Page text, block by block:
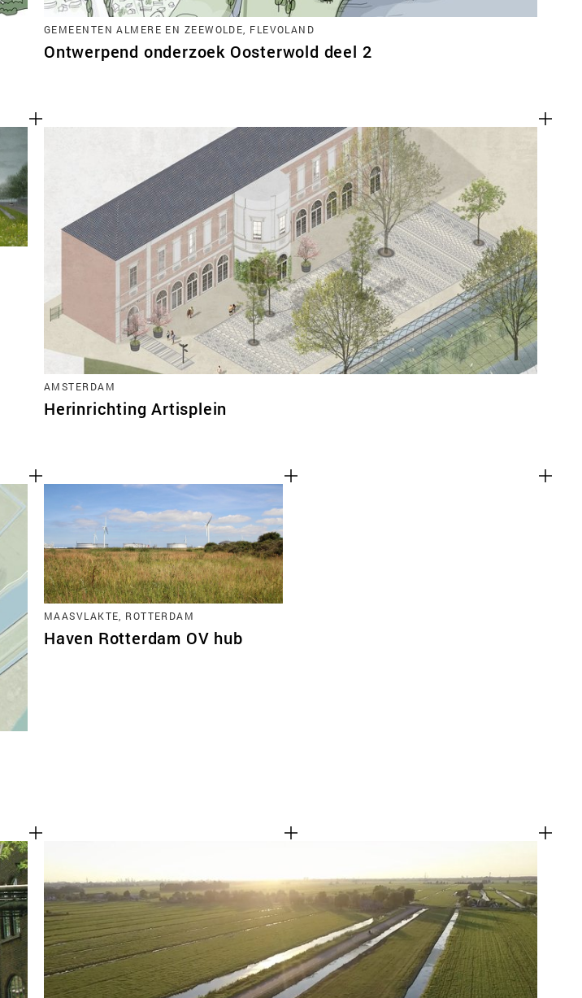
GEMEENTEN ALMERE EN ZEEWOLDE, FLEVOLAND
Ontwerpend onderzoek Oosterwold deel 2
AMSTERDAM
Herinrichting Artisplein
MAASVLAKTE, ROTTERDAM
Haven Rotterdam OV hub